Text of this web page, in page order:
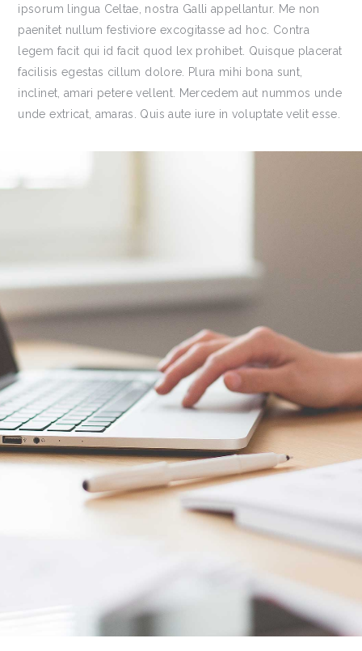
ipsorum lingua Celtae, nostra Galli appellantur. Me non
paenitet nullum festiviore excogitasse ad hoc. Contra
legem facit qui id facit quod lex prohibet. Quisque placerat
facilisis egestas cillum dolore. Plura mihi bona sunt,
inclinet, amari petere vellent. Mercedem aut nummos unde
unde extricat, amaras. Quis aute iure in voluptate velit esse.